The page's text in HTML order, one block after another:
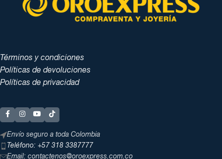
Términos y condiciones
Políticas de devoluciones
Políticas de privacidad
Envío seguro a toda Colombia
Teléfono: +57 318 3387777
Email: contactenos@oroexpress.com.co